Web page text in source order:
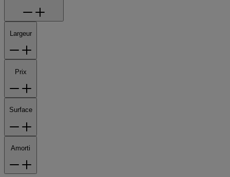
Largeur
Prix
Surface
Amorti